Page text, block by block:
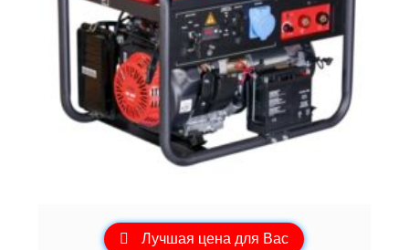
Лучшая цена для Вас